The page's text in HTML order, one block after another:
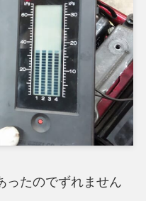
ったのでずれません